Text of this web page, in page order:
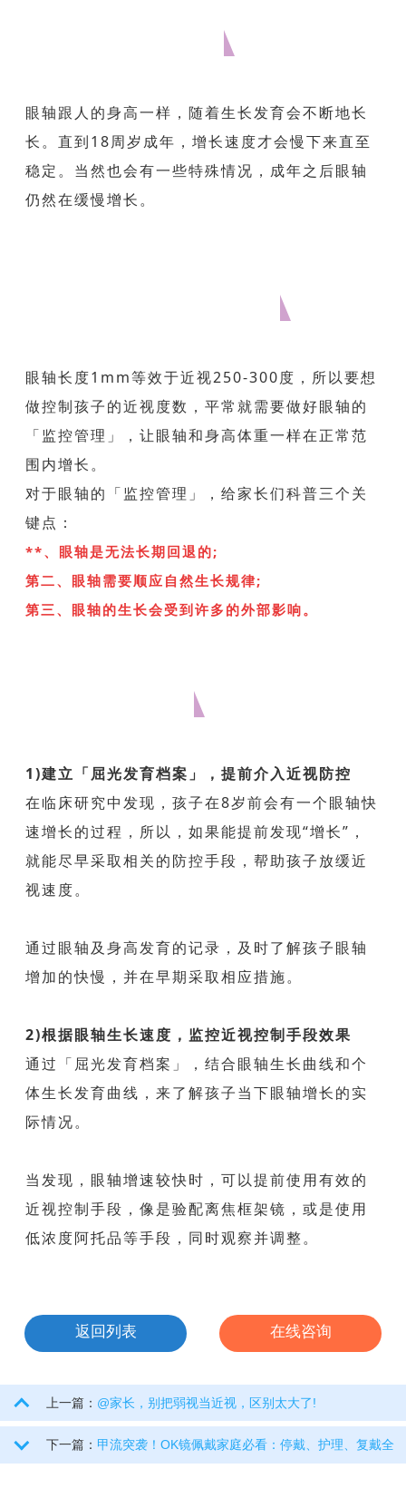
眼轴跟人的身高一样，随着生长发育会不断地长
长。直到18周岁成年，增长速度才会慢下来直至
稳定。当然也会有一些特殊情况，成年之后眼轴
仍然在缓慢增长。
眼轴长度1mm等效于近视250-300度，所以要想
做控制孩子的近视度数，平常就需要做好眼轴的
「监控管理」，让眼轴和身高体重一样在正常范
围内增长。
对于眼轴的「监控管理」，给家长们科普三个关
键点：
**、眼轴是无法长期回退的;
第二、眼轴需要顺应自然生长规律;
第三、眼轴的生长会受到许多的外部影响。
1)建立「屈光发育档案」，提前介入近视防控
在临床研究中发现，孩子在8岁前会有一个眼轴快
速增长的过程，所以，如果能提前发现“增长”，
就能尽早采取相关的防控手段，帮助孩子放缓近
视速度。
通过眼轴及身高发育的记录，及时了解孩子眼轴
增加的快慢，并在早期采取相应措施。
2)根据眼轴生长速度，监控近视控制手段效果
通过「屈光发育档案」，结合眼轴生长曲线和个
体生长发育曲线，来了解孩子当下眼轴增长的实
际情况。
当发现，眼轴增速较快时，可以提前使用有效的
近视控制手段，像是验配离焦框架镜，或是使用
低浓度阿托品等手段，同时观察并调整。
返回列表 在线咨询
上一篇： @家长，别把弱视当近视，区别太大了!
下一篇： 甲流突袭！OK镜佩戴家庭必看：停戴、护理、复戴全